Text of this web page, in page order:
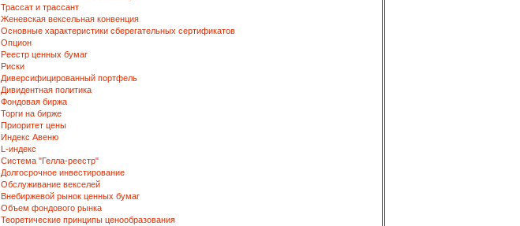
Трассат и трассант
Женевская вексельная конвенция
Основные характеристики сберегательных сертификатов
Опцион
Реестр ценных бумаг
Риски
Диверсифицированный портфель
Дивидентная политика
Фондовая биржа
Торги на бирже
Приоритет цены
Индекс Авеню
L-индекс
Система "Гелла-реестр"
Долгосрочное инвестирование
Обслуживание векселей
Внебиржевой рынок ценных бумаг
Объем фондового рынка
Теоретические принципы ценообразования